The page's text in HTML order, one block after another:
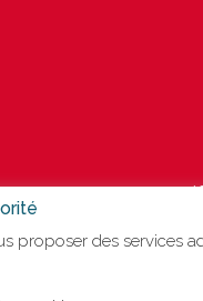
proposer des services